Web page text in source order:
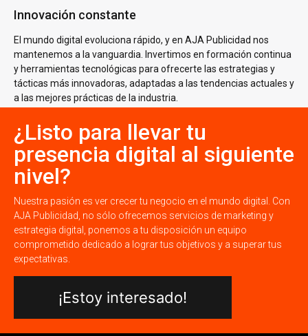
Innovación constante
El mundo digital evoluciona rápido, y en AJA Publicidad nos
mantenemos a la vanguardia. Invertimos en formación continua
y herramientas tecnológicas para ofrecerte las estrategias y
tácticas más innovadoras, adaptadas a las tendencias actuales y
a las mejores prácticas de la industria.
¿Listo para llevar tu
presencia digital al siguiente
nivel?
Nuestra pasión es ver crecer tu negocio en el mundo digital. Con
AJA Publicidad, no sólo ofrecemos servicios de marketing y
estrategia digital, ponemos a tu disposición un equipo
comprometido dedicado a lograr tus objetivos y a superar tus
expectativas.
¡Estoy interesado!